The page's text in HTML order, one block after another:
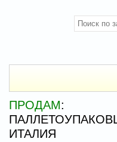
Введите
ПРОДАМ:
ИТАЛИЯ